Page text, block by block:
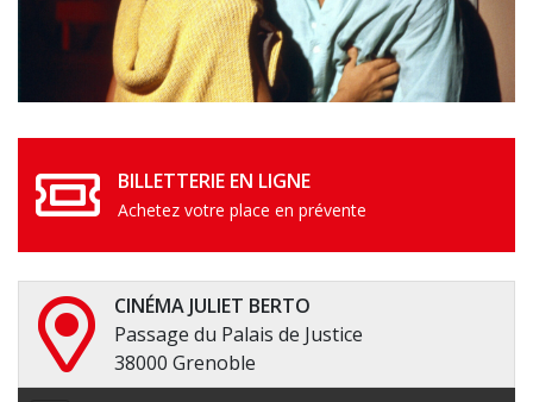
BILLETTERIE EN LIGNE
Achetez votre place en prévente
CINÉMA JULIET BERTO
Passage du Palais de Justice
38000 Grenoble